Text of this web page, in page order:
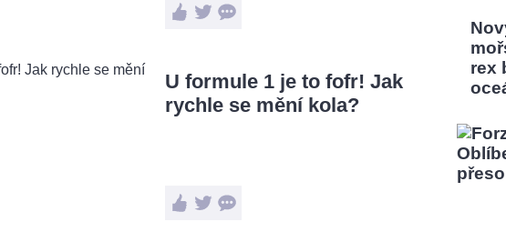
U formule 1 je to fofr! Jak
rychle se mění kola?
rex